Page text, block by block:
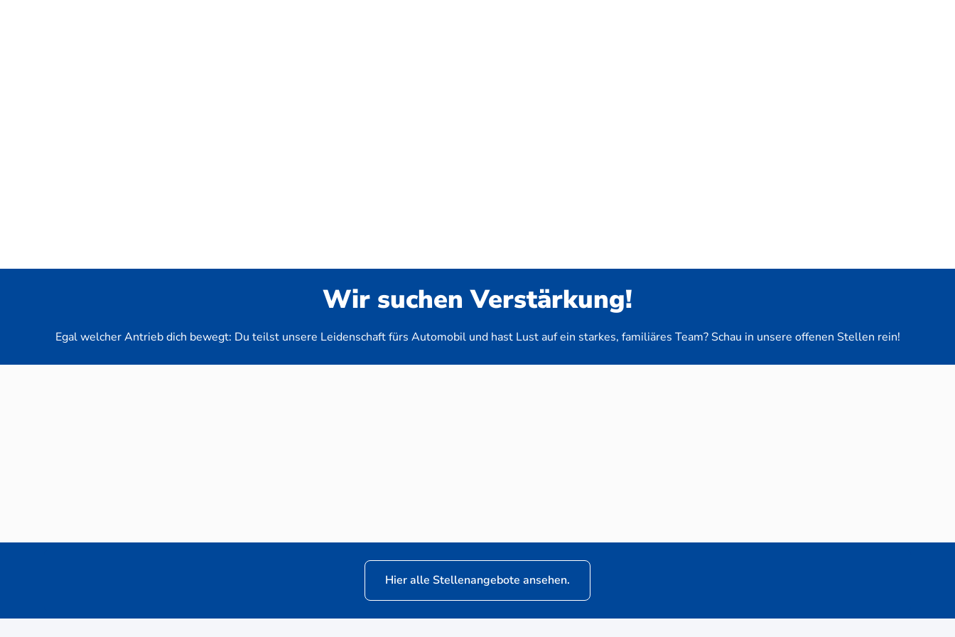
Wir suchen Verstärkung!
Egal welcher Antrieb dich bewegt: Du teilst unsere Leidenschaft fürs Automobil und hast Lust auf ein starkes, familiäres Team? Schau in unsere offenen Stellen rein!
Neuwagen-Verkaufsberater (m/w/d) für VW Nutzfahrzeuge
Hier alle Stellenangebote ansehen.